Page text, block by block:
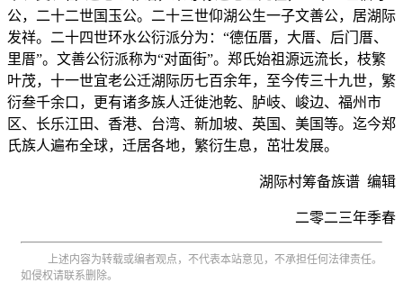
公，二十二世国玉公。二十三世仰湖公生一子文善公，居湖际
发祥。二十四世环水公衍派分为：“德伍厝，大厝、后门厝、
里厝”。文善公衍派称为“对面街”。郑氏始祖源远流长，枝繁
叶茂，十一世宜老公迁湖际历七百余年，至今传三十九世，繁
衍叁千余口，更有诸多族人迁徙池乾、胪岐、峻边、福州市
区、长乐江田、香港、台湾、新加坡、英国、美国等。迄今郑
氏族人遍布全球，迁居各地，繁衍生息，茁壮发展。
湖际村筹备族谱 编辑
二零二三年季春
上述内容为转载或编者观点，不代表本站意见，不承担任何法律责任。
如侵权请联系删除。